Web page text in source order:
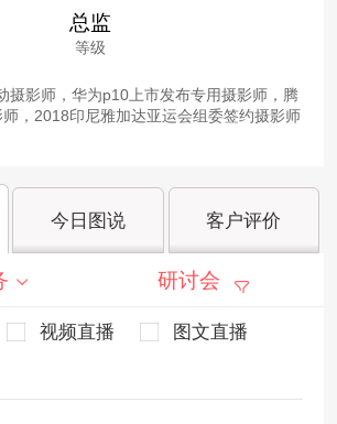
总监
等级
摄影师，华为p10上市发布专用摄影师，腾
，2018印尼雅加达亚运会组委签约摄影师
今日图说 客户评价
研讨会
视频直播
图文直播